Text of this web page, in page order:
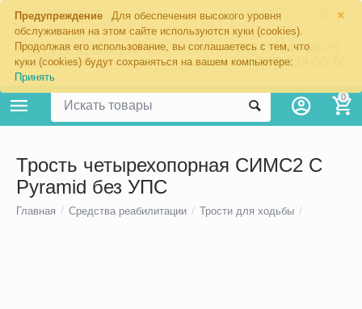
×
Предупреждение
Для обеспечения высокого уровня
обслуживания на этом сайте используются куки (cookies).
Продолжая его использование, вы соглашаетесь с тем, что
куки (cookies) будут сохраняться на вашем компьютере:
Принять
Екатеринбург
8 (343) 344-60-76
+7 (967) 639-00-76
0
Трость четырехопорная СИМС2 C
Pyramid без УПС
Главная / Средства реабилитации / Трости для ходьбы /